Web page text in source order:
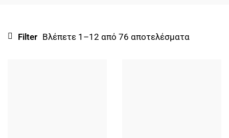
Filter Βλέπετε 1–12 από 76 αποτελέσματα